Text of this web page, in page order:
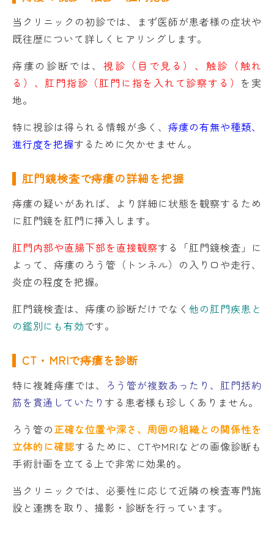
当クリニックの初診では、まず医師が患者様の症状や
既往歴について詳しくヒアリングします。
痔瘻の診断では、視診（目で見る）、触診（触れ
る）、肛門指診（肛門に指を入れて診察する） を実
地。
特に視診は得られる情報が多く、痔瘻の有無や種類、
進行度を把握するために欠かせません。
肛門鏡検査で痔瘻の詳細を把握
痔瘻の疑いがあれば、より詳細に状態を観察するため
に肛門鏡を肛門に挿入します。
肛門内部や直腸下部を直接観察する「肛門鏡検査」に
よって、痔瘻のろう管（トンネル）の入り口や走行、
炎症の程度を把握。
肛門鏡検査は、痔瘻の診断だけでなく他の肛門疾患と
の鑑別にも有効です。
CT・MRIで痔瘻を診断
特に複雑痔瘻では、
ろう管が複数あったり、肛門括約
筋を貫通していたりする患者様も珍しくありません。
ろう管の正確な位置や深さ、周囲の組織との関係性を
立体的に確認するために、CTやMRIなどの画像診断も
手術計画を立てる上で非常に効果的。
当クリニックでは、必要性に応じて近隣の検査専門施
設と連携を取り、撮影・診断を行っています。